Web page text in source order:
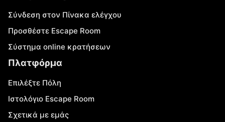
Σύνδεση στον Πίνακα ελέγχου
Προσθέστε Escape Room
Σύστημα online κρατήσεων
Πλατφόρμα
Επιλέξτε Πόλη
Ιστολόγιο Escape Room
Σχετικά με εμάς